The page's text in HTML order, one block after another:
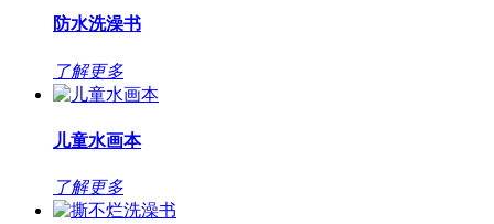
防水洗澡书
了解更多
儿童水画本
了解更多